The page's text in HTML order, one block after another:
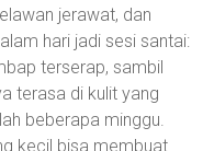
jerawat, dan
hari jadi sesi santai:
terserap, sambil
terasa di kulit yang
beberapa minggu.
kecil bisa membuat